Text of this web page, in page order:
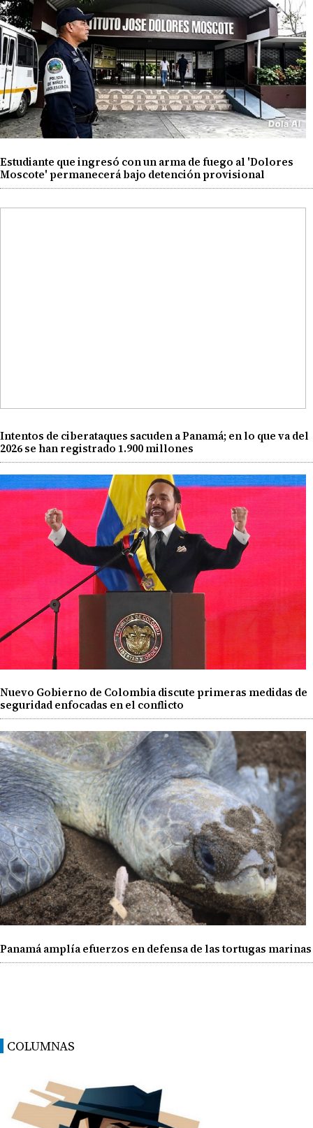
Estudiante que ingresó con un arma de fuego al 'Dolores
Moscote' permanecerá bajo detención provisional
Intentos de ciberataques sacuden a Panamá; en lo que va del
2026 se han registrado 1.900 millones
Nuevo Gobierno de Colombia discute primeras medidas de
seguridad enfocadas en el conflicto
Panamá amplía efuerzos en defensa de las tortugas marinas
COLUMNAS